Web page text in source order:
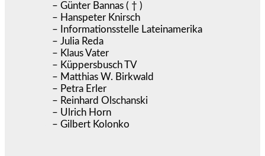
– Günter Bannas ( † )
– Hanspeter Knirsch
– Informationsstelle Lateinamerika
– Julia Reda
– Klaus Vater
– Küppersbusch TV
– Matthias W. Birkwald
– Petra Erler
– Reinhard Olschanski
– Ulrich Horn
– Gilbert Kolonko